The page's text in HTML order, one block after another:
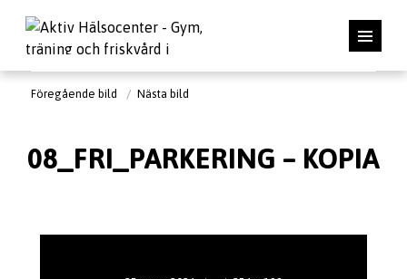
Föregående bild Nästa bild
08_FRI_PARKERING – KOPIA